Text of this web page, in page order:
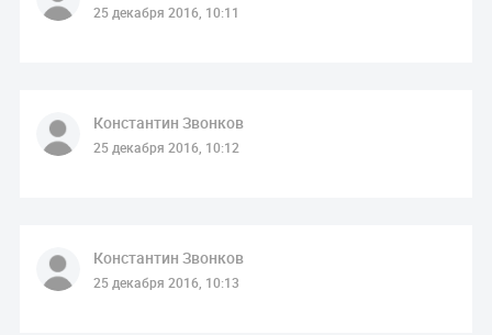
25 декабря 2016, 10:11
Константин Звонков
25 декабря 2016, 10:12
Константин Звонков
25 декабря 2016, 10:13